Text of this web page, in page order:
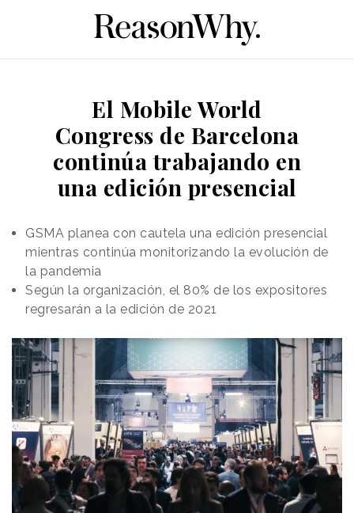
El Mobile World
Congress de Barcelona
continúa trabajando en
una edición presencial
GSMA planea con cautela una edición presencial
mientras continúa monitorizando la evolución de
la pandemia
Según la organización, el 80% de los expositores
regresarán a la edición de 2021